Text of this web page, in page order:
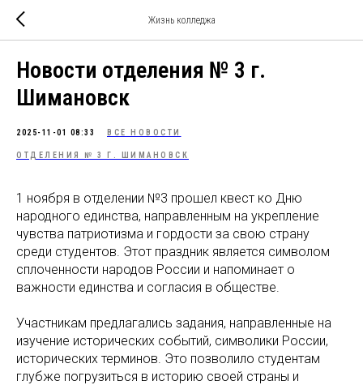
Жизнь колледжа
Новости отделения № 3 г.
Шимановск
2025-11-01 08:33 ВСЕ НОВОСТИ
ОТДЕЛЕНИЯ № 3 Г. ШИМАНОВСК
1 ноября в отделении №3 прошел квест ко Дню
народного единства, направленным на укрепление
чувства патриотизма и гордости за свою страну
среди студентов. Этот праздник является символом
сплоченности народов России и напоминает о
важности единства и согласия в обществе.
Участникам предлагались задания, направленные на
изучение исторических событий, символики России,
исторических терминов. Это позволило студентам
глубже погрузиться в историю своей страны и